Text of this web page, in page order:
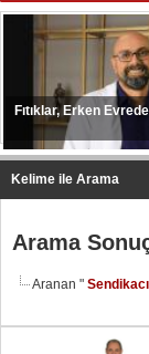
Fıtıklar, Erken
Kelime ile Arama
Arama
Aranan " Sendikacı